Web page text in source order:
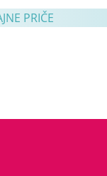
PRIČE